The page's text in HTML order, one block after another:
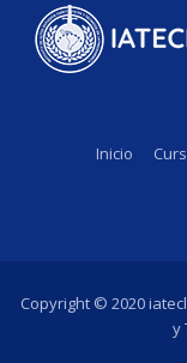
Inicio
Copyright © 2020
y